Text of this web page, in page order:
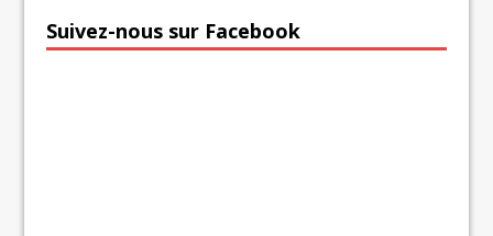
Suivez-nous sur Facebook